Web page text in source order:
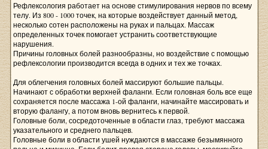
Рефлексология работает на основе стимулирования нервов по всему
телу. Из 800 - 1000 точек, на которые воздействует данный метод,
несколько сотен расположены на руках и пальцах. Массаж
определенных точек помогает устранить соответствующие
нарушения.
Причины головных болей разнообразны, но воздействие с помощью
рефлексологии производится всегда в одних и тех же точках.
Для облегчения головных болей массируют большие пальцы.
Начинают с обработки верхней фаланги. Если головная боль все еще
сохраняется после массажа 1-ой фаланги, начинайте массировать и
вторую фалангу, а потом вновь вернитесь к первой.
Головные боли, сосредоточенные в области глаз, требуют массажа
указательного и среднего пальцев.
Головные боли в области ушей нуждаются в массаже безымянного